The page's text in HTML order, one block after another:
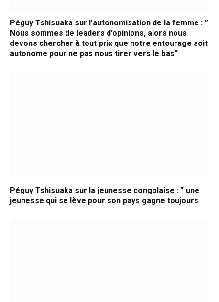
Péguy Tshisuaka sur l’autonomisation de la femme : ”
Nous sommes de leaders d’opinions, alors nous
devons chercher à tout prix que notre entourage soit
autonome pour ne pas nous tirer vers le bas”
Péguy Tshisuaka sur la jeunesse congolaise : ” une
jeunesse qui se lève pour son pays gagne toujours